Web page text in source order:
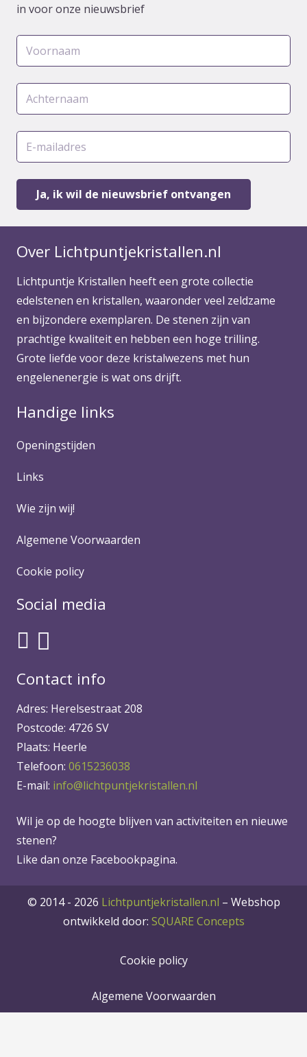
in voor onze nieuwsbrief
Over Lichtpuntjekristallen.nl
Lichtpuntje Kristallen heeft een grote collectie
edelstenen en kristallen, waaronder veel zeldzame
en bijzondere exemplaren. De stenen zijn van
prachtige kwaliteit en hebben een hoge trilling.
Grote liefde voor deze kristalwezens met hun
engelenenergie is wat ons drijft.
Handige links
Openingstijden
Links
Wie zijn wij!
Algemene Voorwaarden
Cookie policy
Social media
Contact info
Adres: Herelsestraat 208
Postcode: 4726 SV
Plaats: Heerle
Telefoon: 0615236038
E-mail: info@lichtpuntjekristallen.nl
Wil je op de hoogte blijven van activiteiten en nieuwe
stenen?
Like dan onze Facebookpagina.
© 2014 - 2026 Lichtpuntjekristallen.nl – Webshop
ontwikkeld door: SQUARE Concepts
Cookie policy
Algemene Voorwaarden